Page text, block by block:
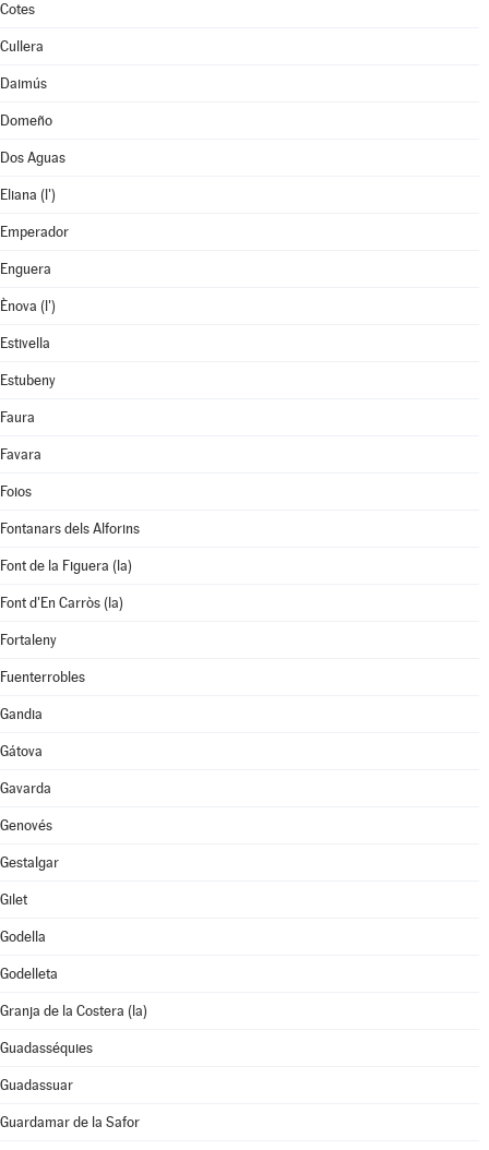
Cotes
Cullera
Daimús
Domeño
Dos Aguas
Eliana (l')
Emperador
Enguera
Ènova (l')
Estivella
Estubeny
Faura
Favara
Foios
Fontanars dels Alforins
Font de la Figuera (la)
Font d'En Carròs (la)
Fortaleny
Fuenterrobles
Gandia
Gátova
Gavarda
Genovés
Gestalgar
Gilet
Godella
Godelleta
Granja de la Costera (la)
Guadasséquies
Guadassuar
Guardamar de la Safor